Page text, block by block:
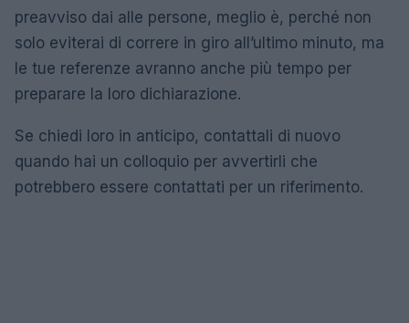
preavviso dai alle persone, meglio è, perché non
solo eviterai di correre in giro all’ultimo minuto, ma
le tue referenze avranno anche più tempo per
preparare la loro dichiarazione.
Se chiedi loro in anticipo, contattali di nuovo
quando hai un colloquio per avvertirli che
potrebbero essere contattati per un riferimento.